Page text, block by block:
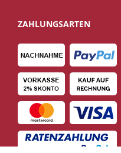
ZAHLUNGSARTEN